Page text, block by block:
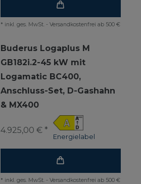
* inkl. ges. MwSt. - Versandkostenfrei ab 500 €
Buderus Logaplus M
GB182i.2-45 kW mit
Logamatic BC400,
Anschluss-Set, D-Gashahn
& MX400
Energielabel
4.925,00 € *
* inkl. ges. MwSt. - Versandkostenfrei ab 500 €